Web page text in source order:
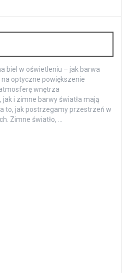
biel w oświetleniu – jak barwa
na optyczne powiększenie
wnętrza
jak i zimne barwy światła mają
to, jak postrzegamy przestrzeń w
Zimne światło, …